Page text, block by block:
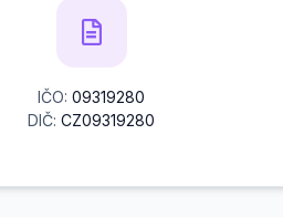
IČO:09319280
DIČ:CZ09319280